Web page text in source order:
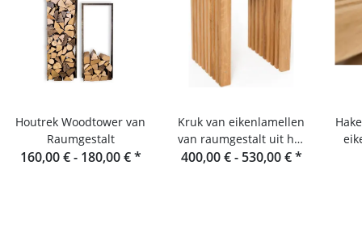
Houtrek Woodtower van
Raumgestalt
160,00 € - 180,00 €*
Kruk van eikenlamellen
van raumgestalt uit het
Zwarte Woud
400,00 € - 530,00 €*